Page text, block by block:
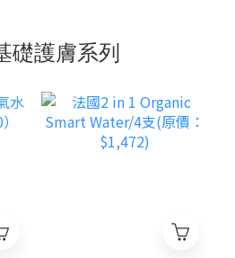
礎護膚系列